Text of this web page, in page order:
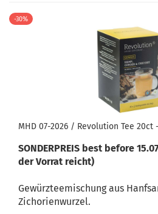
-30%
MHD 07-2026 / Revolution Tee 20ct
SONDERPREIS best before
der Vorrat reicht)
Gewürzteemischung aus
Zichorienwurzel.